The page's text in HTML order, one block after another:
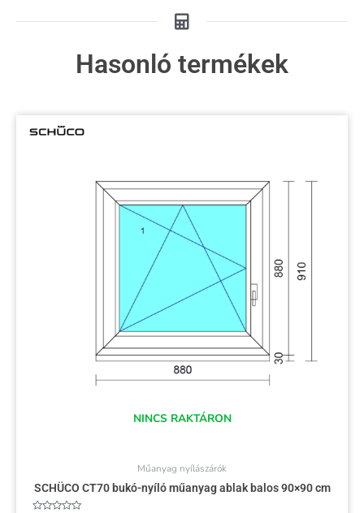
Hasonló termékek
NINCS RAKTÁRON
Műanyag nyílászárók
SCHÜCO CT70 bukó-nyíló műanyag ablak balos 90×90 cm